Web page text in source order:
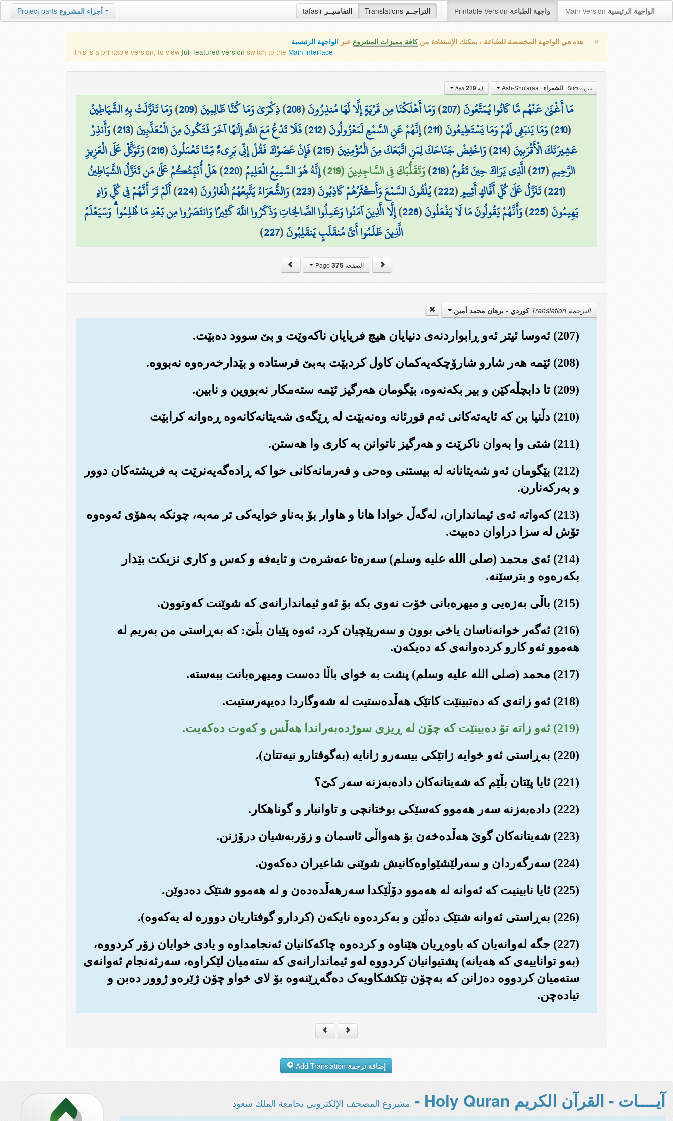
tafasir التفاسيــر Translations التراجــم Printable Version واجهة الطباعة Main Version الواجهة الرئيسية Project parts أجزاء المشروع
× هذه هي الواجهة المخصصة للطباعة ، يمكنك الإستفادة منكافة مميزات المشروع عبر الواجهة الرئيسية
This is a printable version, to view full-featured version switch to the Main interface
سورة Sura الشعراء آية Aya 219
مَا أَغْنَىٰ عَنْهُم مَّا كَانُوا يُمَتَّعُونَ(
207
)وَمَا أَهْلَكْنَا مِن قَرْيَةٍ إِلَّا لَهَا مُنذِرُونَ(
208
)ذِكْرَىٰ وَمَا كُنَّا ظَالِمِينَ(
209
)وَمَا تَنَزَّلَتْ بِهِ الشَّيَاطِينُ
(
210
)وَمَا يَنبَغِي لَهُمْ وَمَا يَسْتَطِيعُونَ(
211
)إِنَّهُمْ عَنِ السَّمْعِ لَمَعْزُولُونَ(
212
)فَلَا تَدْعُ مَعَ اللَّهِ إِلَٰهًا آخَرَ فَتَكُونَ مِنَ الْمُعَذَّبِينَ(
213
)وَأَنذِرْ
عَشِيرَتَكَ الْأَقْرَبِينَ(
214
)وَاخْفِضْ جَنَاحَكَ لِمَنِ اتَّبَعَكَ مِنَ الْمُؤْمِنِينَ(
215
)فَإِنْ عَصَوْكَ فَقُلْ إِنِّي بَرِيءٌ مِّمَّا تَعْمَلُونَ(
216
)وَتَوَكَّلْ عَلَى الْعَزِيزِ
الرَّحِيمِ(
217
)الَّذِي يَرَاكَ حِينَ تَقُومُ(
218
)وَتَقَلُّبَكَ فِي السَّاجِدِينَ (219) إِنَّهُ هُوَ السَّمِيعُ الْعَلِيمُ(
220
)هَلْ أُنَبِّئُكُمْ عَلَىٰ مَن تَنَزَّلُ الشَّيَاطِينُ
(
221
)تَنَزَّلُ عَلَىٰ كُلِّ أَفَّاكٍ أَثِيمٍ(
222
)يُلْقُونَ السَّمْعَ وَأَكْثَرُهُمْ كَاذِبُونَ(
223
)وَالشُّعَرَاءُ يَتَّبِعُهُمُ الْغَاوُونَ(
224
)أَلَمْ تَرَ أَنَّهُمْ فِي كُلِّ وَادٍ
يَهِيمُونَ(
225
)وَأَنَّهُمْ يَقُولُونَ مَا لَا يَفْعَلُونَ(
226
)إِلَّا الَّذِينَ آمَنُوا وَعَمِلُوا الصَّالِحَاتِ وَذَكَرُوا اللَّهَ كَثِيرًا وَانتَصَرُوا مِن بَعْدِ مَا ظُلِمُوا ۗ وَسَيَعْلَمُ
الَّذِينَ ظَلَمُوا أَيَّ مُنقَلَبٍ يَنقَلِبُونَ(
227
)
الصفحة Page376
الترجمة Translation كوردي - برهان محمد أمين
(207) ئه‌وسا ئیتر ئه‌و ڕابواردنه‌ی دنیایان هیچ فریایان ناکه‌وێت و بێ سوود ده‌بێت.
(208) ئێمه هه‌ر شارو شارۆچکه‌یه‌کمان کاول کردبێت به‌بێ فرستاده و بێدارخه‌ره‌وه نه‌بووه‌.
(209) تا دابچڵه‌کێن و بیر بکه‌نه‌وه‌، بێگومان هه‌رگیز ئێمه سته‌مکار نه‌بووین و نابین.
(210) دڵنیا بن که ئایه‌ته‌کانی ئه‌م قورئانه وه‌نه‌بێت له ڕێگه‌ی شه‌یتانه‌کانه‌وه ڕه‌وانه کرابێت
(211) شتی وا به‌وان ناکرێت و هه‌رگیز ناتوانن به کاری وا هه‌ستن.
(212) بێگومان ئه‌و شه‌یتانانه له بیستنی وه‌حی و فه‌رمانه‌کانی خوا که ڕاده‌گه‌یه‌نرێت به فریشته‌کان دوور
و به‌رکه‌نارن.
(213) که‌واته ئه‌ی ئیمانداران، له‌گه‌ڵ خوادا هانا و هاوار بۆ به‌ناو خوایه‌کی تر مه‌به‌، چونکه به‌هۆی ئه‌وه‌وه
تۆش له سزا دراوان ده‌بیت.
(214) ئه‌ی محمد (صلی الله علیه وسلم) سه‌ره‌تا عه‌شره‌ت و تایه‌فه و که‌س و کاری نزیکت بێدار
بکه‌ره‌وه و بترسێنه‌.
(215) باڵی به‌زه‌یی و میهره‌بانی خۆت نه‌وی بکه بۆ ئه‌و ئیماندارانه‌ی که شوێنت که‌وتوون.
(216) ئه‌گه‌ر خوانه‌ناسان یاخی بوون و سه‌رپێچیان کرد، ئه‌وه پێیان بڵێ: که به‌ڕاستی من به‌ریم له
هه‌موو ئه‌و کارو کرده‌وانه‌ی که ده‌یکه‌ن.
(217) محمد (صلی الله علیه وسلم) پشت به خوای باڵا ده‌ست ومیهره‌بانت ببه‌سته‌.
(218) ئه‌و زاته‌ی که ده‌تبینێت کاتێک هه‌ڵده‌ستیت له شه‌وگاردا ده‌یپه‌رستیت.
(219) ئه‌و زاته تۆ ده‌بینێت که چۆن له ڕیزی سوژده‌به‌راندا هه‌ڵس و که‌وت ده‌که‌یت.
(220) به‌ڕاستی ئه‌و خوایه زاتێکی بیسه‌رو زانایه (به‌گوفتارو نیه‌تتان).
(221) ئایا پێتان بڵێم که شه‌یتانه‌کان داده‌به‌زنه سه‌ر کێ؟
(222) داده‌به‌زنه سه‌ر هه‌موو که‌سێکی بوختانچی و تاوانبار و گوناهکار.
(223) شه‌یتانه‌کان گوێ هه‌ڵده‌خه‌ن بۆ هه‌واڵی ئاسمان و زۆربه‌شیان درۆزنن.
(224) سه‌رگه‌ردان و سه‌رلێشێواوه‌کانیش شوێنی شاعیران ده‌که‌ون.
(225) ئایا نابینیت که ئه‌وانه له هه‌موو دۆڵێکدا سه‌رهه‌ڵده‌ده‌ن و له هه‌موو شتێک ده‌دوێن.
(226) به‌ڕاستی ئه‌وانه شتێک ده‌ڵێن و به‌کرده‌وه نایکه‌ن (کردارو گوفتاریان دووره له یه‌که‌وه‌).
(227) جگه له‌وانه‌یان که باوه‌ڕیان هێناوه و کرده‌وه چاکه‌کانیان ئه‌نجامداوه و یادی خوایان زۆر کردووه‌،
(به‌و تواناییه‌ی که هه‌یانه‌) پشتیوانیان کردووه له‌و ئیماندارانه‌ی که سته‌میان لێکراوه‌، سه‌رئه‌نجام ئه‌وانه‌ی
سته‌میان کردووه ده‌زانن که به‌چۆن تێکشکاویه‌ک ده‌گه‌ڕێنه‌وه بۆ لای خواو چۆن ژێره‌و ژوور ده‌بن و
تیاده‌چن.
إضافة ترجمة
آيــــات - القرآن الكريم Holy Quran - مشروع المصحف الإلكتروني بجامعة الملك سعود